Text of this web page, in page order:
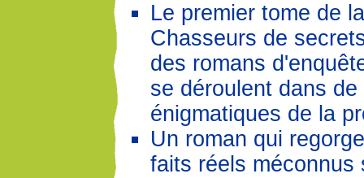
Le premier tome de
Chasseurs de
des romans
se déroulent dans
énigmatiques de la
Un roman qui
faits réels méconnus